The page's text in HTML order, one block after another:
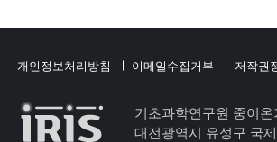
개인정보처리방침 이메일수집거부 저작권
기초과학연구원 중이
대전광역시 유성구 국